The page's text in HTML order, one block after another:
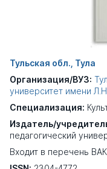
Тульская обл., Тула
Организация/ВУЗ:
университет имени
Специализация:
Издатель/
педагогический
Входит в перечень ВАК